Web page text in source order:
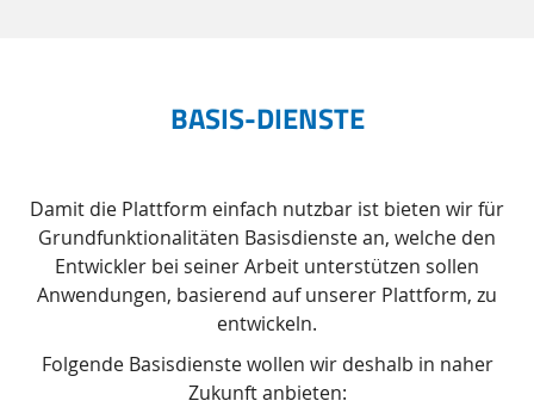
BASIS-DIENSTE
Damit die Plattform einfach nutzbar ist bieten wir für
Grundfunktionalitäten Basisdienste an, welche den
Entwickler bei seiner Arbeit unterstützen sollen
Anwendungen, basierend auf unserer Plattform, zu
entwickeln.
Folgende Basisdienste wollen wir deshalb in naher
Zukunft anbieten: